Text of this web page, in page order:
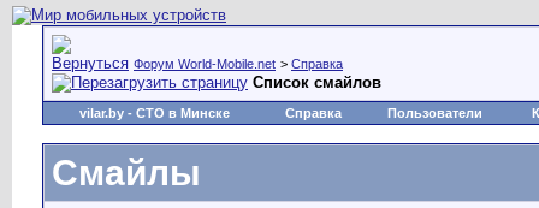
Форум World-Mobile.net > Справка
Список смайлов
vilar.by - СТО в Минске Справка Пользователи
Смайлы